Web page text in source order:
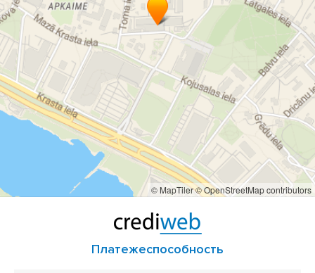
© MapTiler© OpenStreetMap contributors
Платежеспособность